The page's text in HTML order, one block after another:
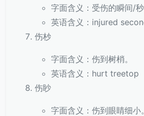
字面含义：受伤的瞬间/秒
英语含义：injured
伤杪
字面含义：伤到树梢。
英语含义：hurt treetop
伤眇
字面含义：伤到眼睛细小。